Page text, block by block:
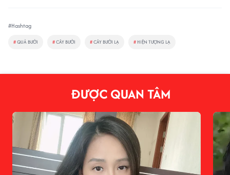
#Hashtag
#QUẢ BƯỞI #CÂY BƯỞI #CÂY BƯỞI LẠ # HIỆN TƯỢNG LẠ
ĐƯỢC QUAN TÂM